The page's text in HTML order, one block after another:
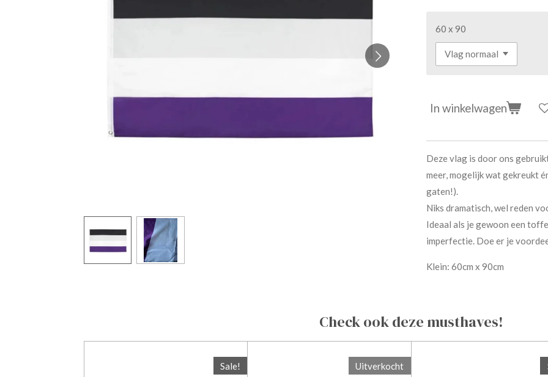
60 x 90
In winkelwagen
Deze vlag is door ons
meer, mogelijk wat gekreukt
gaten!).
Niks dramatisch, wel reden
Ideaal als je gewoon een
imperfectie. Doe er je
Klein: 60cm x 90cm
Check ook deze musthaves!
Sale! Uitverkocht